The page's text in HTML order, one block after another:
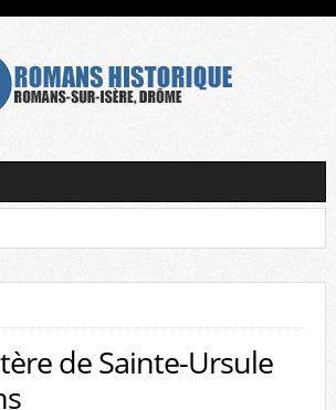
de Sainte-Ursule